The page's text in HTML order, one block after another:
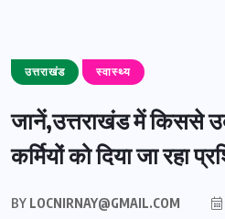
उत्तराखंड स्वास्थ्य
जानें,उत्तराखंड में किससे
कर्मियों को दिया जा रहा
BY LOCNIRNAY@GMAIL.COM